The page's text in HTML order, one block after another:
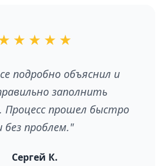
★ ★ ★ ★
подробно объяснил и
заполнить
Процесс прошел быстро
без проблем."
Сергей К.